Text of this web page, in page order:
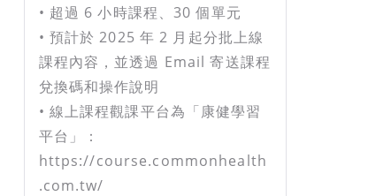
• 超過 6 小時課程、30 個單元
• 預計於 2025 年 2 月起分批上線
課程內容，並透過 Email 寄送課程
兌換碼和操作說明
• 線上課程觀課平台為「康健學習
平台」：
https://course.commonhealth
.com.tw/